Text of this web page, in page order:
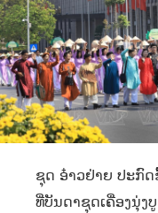
ຊຸດ ອ໋າວຢ່າຍ ປະກົດ
ທີ່ບັນດາຊຸດເຄື່ອງນຸ່ງ